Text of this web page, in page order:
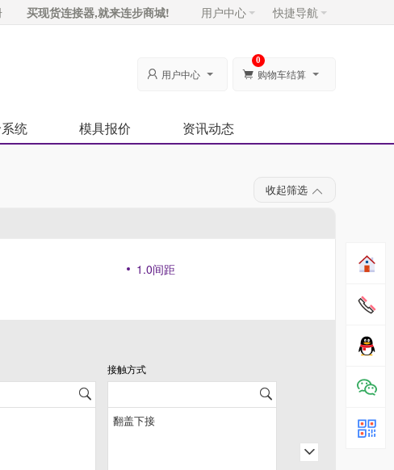
买现货连接器,就来连步商城! 用户中心 快捷导航
 用户中心  购物车结算
0
统 模具报价 资讯动态
收起筛选
1.0间距
接触方式